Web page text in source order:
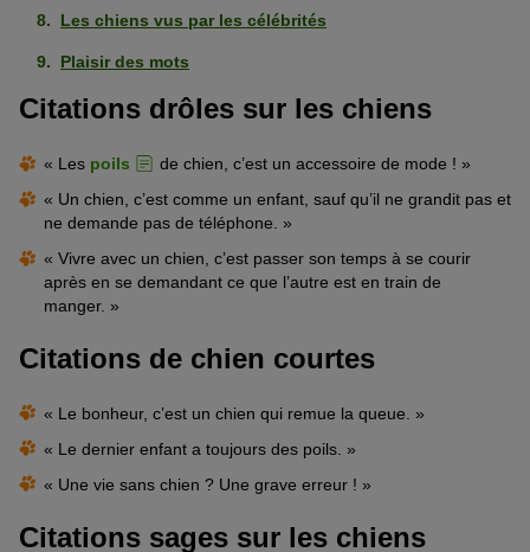
Les chiens vus par les célébrités
Plaisir des mots
Citations drôles sur les chiens
« Les poils
de chien, c’est un accessoire de mode ! »
« Un chien, c’est comme un enfant, sauf qu’il ne grandit pas et
ne demande pas de téléphone. »
« Vivre avec un chien, c’est passer son temps à se courir
après en se demandant ce que l’autre est en train de
manger. »
Citations de chien courtes
« Le bonheur, c’est un chien qui remue la queue. »
« Le dernier enfant a toujours des poils. »
« Une vie sans chien ? Une grave erreur ! »
Citations sages sur les chiens